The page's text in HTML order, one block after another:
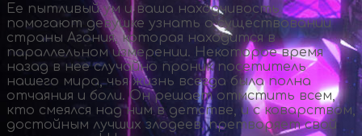
Ее пытливый ум и ваша находчивость
помогают девушке узнать о существовании
страны Агония, которая находится в
параллельном измерении. Некоторое время
назад в нее случайно проник посетитель
нашего мира, чья жизнь всегда была полна
отчаяния и боли. Он решает отмстить всем,
кто смеялся над ним в детстве, и с коварством,
достойным лучших злодеев, претворяет свой